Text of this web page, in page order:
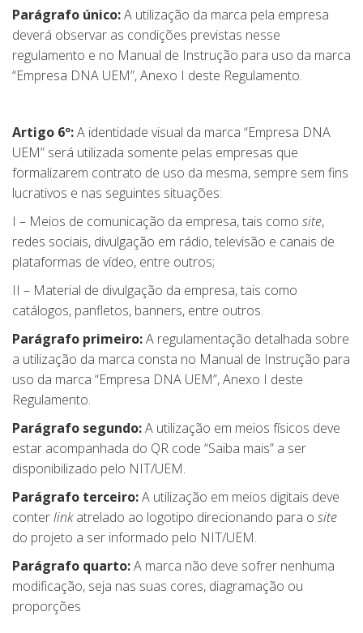
Parágrafo único:A utilização da marca pela empresa
deverá observar as condições previstas nesse
regulamento e no Manual de Instrução para uso da marca
“Empresa DNA UEM”, Anexo I deste Regulamento.
Artigo 6º:A identidade visual da marca “Empresa DNA
UEM” será utilizada somente pelas empresas que
formalizarem contrato de uso da mesma, sempre sem fins
lucrativos e nas seguintes situações:
I – Meios de comunicação da empresa, tais como site,
redes sociais, divulgação em rádio, televisão e canais de
plataformas de vídeo, entre outros;
II – Material de divulgação da empresa, tais como
catálogos, panfletos, banners, entre outros.
Parágrafo primeiro:A regulamentação detalhada sobre
a utilização da marca consta no Manual de Instrução para
uso da marca “Empresa DNA UEM”, Anexo I deste
Regulamento.
Parágrafo segundo:A utilização em meios físicos deve
estar acompanhada do QR code “Saiba mais” a ser
disponibilizado pelo NIT/UEM.
Parágrafo terceiro:A utilização em meios digitais deve
conterlinkatrelado ao logotipo direcionando para o site
do projeto a ser informado pelo NIT/UEM.
Parágrafo quarto:A marca não deve sofrer nenhuma
modificação, seja nas suas cores, diagramação ou
proporções